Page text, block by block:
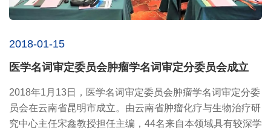
2018-01-15
医学名词审定委员会肿瘤学名词审定分委员会成立
2018年1月13日，医学名词审定委员会肿瘤学名词审定分委
员会在云南省昆明市成立。由云南省肿瘤化疗与生物治疗研
究中心主任宋鑫教授担任主编，44名来自本领域具有较深学